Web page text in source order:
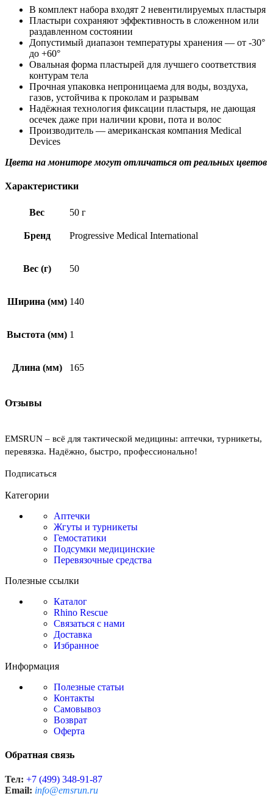
В комплект набора входят 2 невентилируемых пластыря
Пластыри сохраняют эффективность в сложенном или
раздавленном состоянии
Допустимый диапазон температуры хранения — от -30°
до +60°
Овальная форма пластырей для лучшего соответствия
контурам тела
Прочная упаковка непроницаема для воды, воздуха,
газов, устойчива к проколам и разрывам
Надёжная технология фиксации пластыря, не дающая
осечек даже при наличии крови, пота и волос
Производитель — американская компания Medical
Devices
Цвета на мониторе могут отличаться от реальных цветов
Характеристики
Вес 50 г
Бренд Progressive Medical International
Вес (г) 50
Ширина (мм) 140
Выстота (мм) 1
Длина (мм) 165
Отзывы
EMSRUN – всё для тактической медицины: аптечки, турникеты,
перевязка. Надёжно, быстро, профессионально!
Подписаться
Категории
Аптечки
Жгуты и турникеты
Гемостатики
Подсумки медицинские
Перевязочные средства
Полезные ссылки
Каталог
Rhino Rescue
Связаться с нами
Доставка
Избранное
Информация
Полезные статьи
Контакты
Самовывоз
Возврат
Оферта
Обратная связь
Тел: +7 (499) 348-91-87
Email: info@emsrun.ru